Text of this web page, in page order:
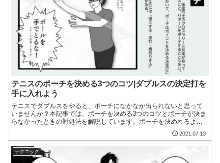
テニスのポーチを決める3つのコツ|ダブルスの決定打を
手に入れよう
テニスでダブルスをやると、ポーチになかなか出られないと思って
いませんか？本記事では、ポーチを決める3つのコツとポーチが決ま
らなかったときの対処法を解説しています。ポーチを決めれるよう
2021.07.13
テクニック